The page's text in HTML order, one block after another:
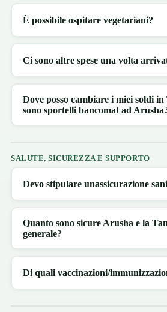
È possibile ospitare vegetariani?
Ci sono altre spese una volta
Dove posso cambiare i miei soldi
sono sportelli bancomat ad
SALUTE, SICUREZZA E SUPPORTO
Devo stipulare unassicurazione
Quanto sono sicure Arusha e la
generale?
Di quali vaccinazioni/